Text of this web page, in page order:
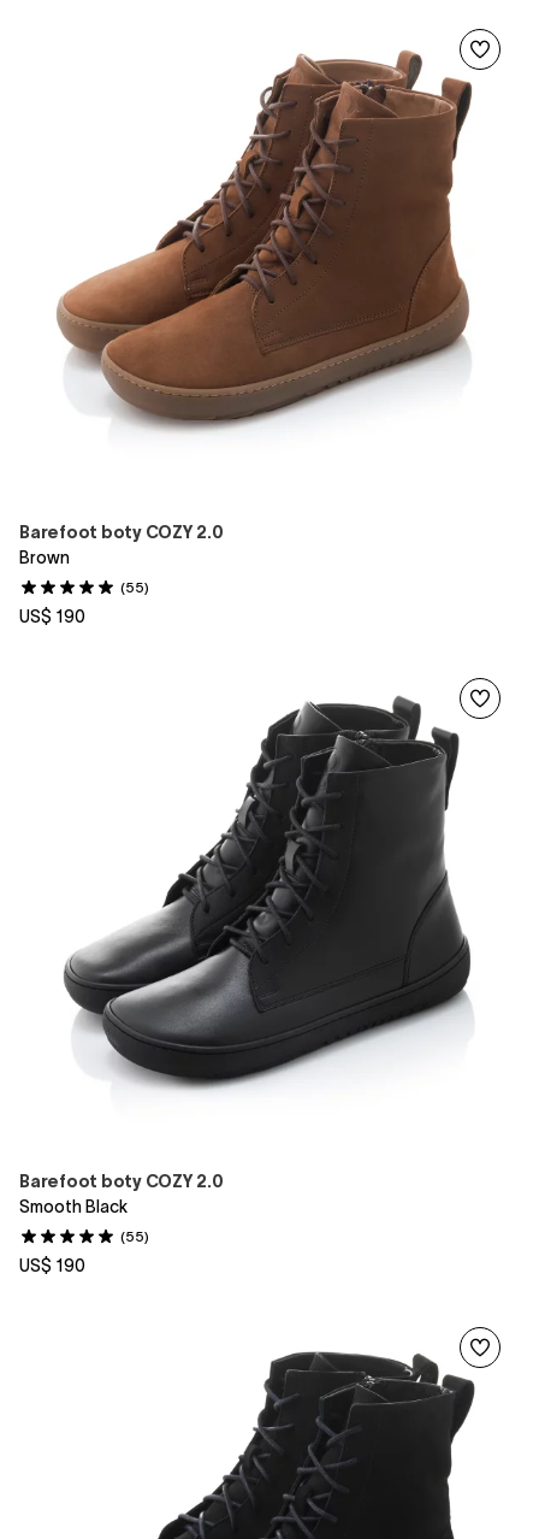
Barefoot boty COZY 2.0
Brown
(55)
US$ 190
Barefoot boty COZY 2.0
Smooth Black
(55)
US$ 190